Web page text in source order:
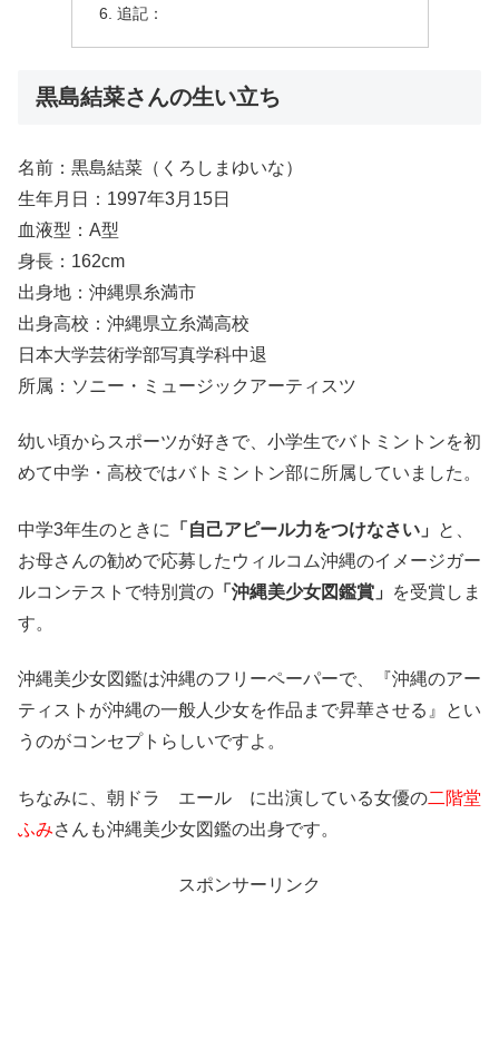
追記：
黒島結菜さんの生い立ち
名前：黒島結菜（くろしまゆいな）
生年月日：1997年3月15日
血液型：A型
身長：162cm
出身地：沖縄県糸満市
出身高校：沖縄県立糸満高校
日本大学芸術学部写真学科中退
所属：ソニー・ミュージックアーティスツ
幼い頃からスポーツが好きで、小学生でバトミントンを初
めて中学・高校ではバトミントン部に所属していました。
中学3年生のときに 「自己アピール力をつけなさい」
と、
お母さんの勧めで応募したウィルコム沖縄のイメージガー
ルコンテストで特別賞の 「沖縄美少女図鑑賞」
を受賞しま
す。
沖縄美少女図鑑は沖縄のフリーペーパーで、『沖縄のアー
ティストが沖縄の一般人少女を作品まで昇華させる』とい
うのがコンセプトらしいですよ。
ちなみに、朝ドラ エール に出演している女優の二階堂
ふみさんも沖縄美少女図鑑の出身です。
スポンサーリンク